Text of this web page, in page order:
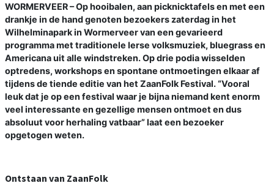
WORMERVEER – Op hooibalen, aan picknicktafels en met een
drankje in de hand genoten bezoekers zaterdag in het
Wilhelminapark in Wormerveer van een gevarieerd
programma met traditionele Ierse volksmuziek, bluegrass en
Americana uit alle windstreken. Op drie podia wisselden
optredens, workshops en spontane ontmoetingen elkaar af
tijdens de tiende editie van het ZaanFolk Festival. “Vooral
leuk dat je op een festival waar je bijna niemand kent enorm
veel interessante en gezellige mensen ontmoet en dus
absoluut voor herhaling vatbaar” laat een bezoeker
opgetogen weten.
Ontstaan van ZaanFolk